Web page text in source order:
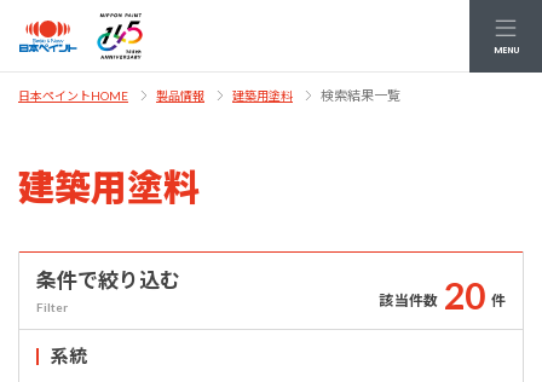
MENU
日本ペイントHOME 製品情報 建築用塗料 検索結果一覧
建築用塗料
条件で絞り込む
Filter 該当件数 20 件
系統